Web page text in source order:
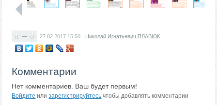
— 27.02.2017 15:50 Николай Игнатьевич ПЛАВЮК
Комментарии
Нет комментариев. Ваш будет первым!
Войдите илизарегистрируйтесь чтобы добавлять комментарии